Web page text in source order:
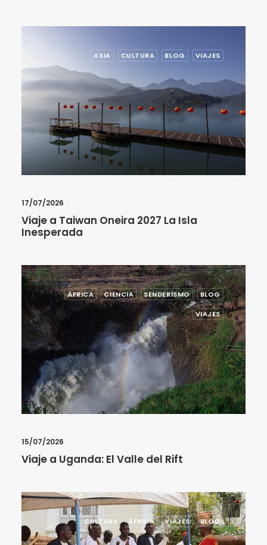
ASIA CULTURA BLOG VIAJES
17/07/2026
Viaje a Taiwan Oneira 2027 La Isla
Inesperada
ÁFRICA CIENCIA SENDERISMO BLOG
VIAJES
15/07/2026
Viaje a Uganda: El Valle del Rift
CULTURA ÁFRICA VIAJES BLOG